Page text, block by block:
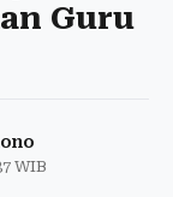
Guru
WIB